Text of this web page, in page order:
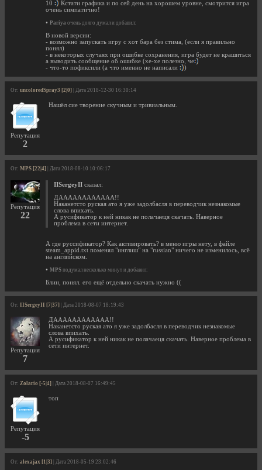
10
Кстати графика и по сей день на хорошем уровне, смотрится игра
очень симпатично!
• Pariya очень долго думал и добавил:
В новой версии:
- возможно запускать игру с хот бара без стима, (если я правильно
понял)
- в некоторых случаях при ошибке сохранения, игра будет не крашиться
а выводить сообщение об ошибке (хе-хе полезно, че
- что-то пофиксили (а что именно не написали
)
От: uncoloredSpray3 [2|0] | Дата 2018-12-30 16:30:14
Репутация
2
Нашёл сие творение скучным и тривиальным.
От: MPS [22|4] | Дата 2018-08-10 10:06:17
Репутация
22
IISergeyII сказал:
ДАААААААААААА!!
Наканетсто руская ато я уже задолбасля в переводчик незнакомые
слова впихать.
А русификатор к ней никак не полачаеця скачать. Наверное
проблема в сети интернет.
А где руссификатор? Как активировать? в меню игры нету, в файле
steam_appid.txt поменял "инглиш" на "russian" ничего не изменилось, всё
на английском.
• MPS подумал несколько минут и добавил:
Блин, понял. его ещё отдельно скачать нужно ((
От: IISergeyII [7|37] | Дата 2018-08-07 18:19:43
Репутация
7
ДАААААААААААА!!
Наканетсто руская ато я уже задолбасля в переводчик незнакомые
слова впихать.
А русификатор к ней никак не полачаеця скачать. Наверное проблема в
сети интернет.
От: Zolario [-5|4] | Дата 2018-08-07 16:49:45
Репутация
-5
топ
От: alexajax [1|3] | Дата 2018-05-19 23:02:46